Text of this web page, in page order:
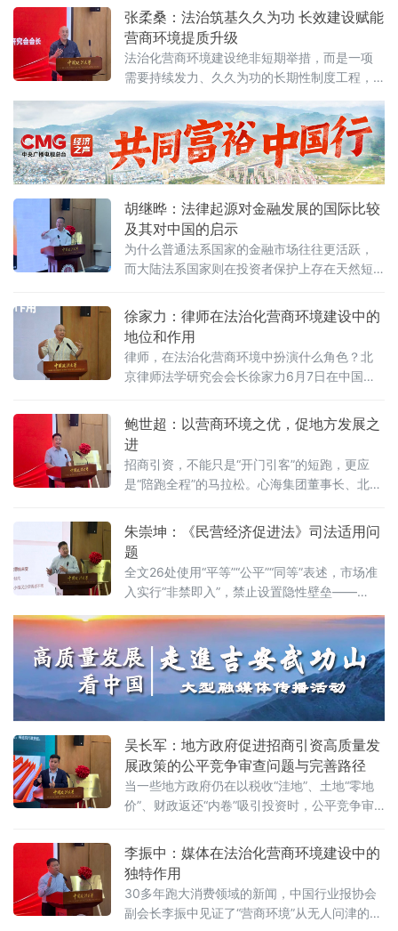
教授管晓峰6月7日在中国政法大学法治化营商
环境建设与数字金融研究中心揭牌仪式上作出
上述表示。他在题为《营商环境与经济、法治
系统工程建设路径探讨》的主题演讲中，系统
阐述以系统工程思维推进营商环境建设的理论
框架与实践路径。管晓峰从市场发展环境问
张柔桑：法治筑基久久为功 长效建设赋能
营商环境提质升级
法治化营商环境建设绝非短期举措，而是一项
需要持续发力、久久为功的长期性制度工程，
展的根本路径。
胡继晔：法律起源对金融发展的国际比较
及其对中国的启示
为什么普通法系国家的金融市场往往更活跃，
而大陆法系国家则在投资者保护上存在天然短
长背后是否隐藏着法治短板？中国政法大学商
学院教授、法治化营商环境建设与数字金融研
究课题组组长胡继晔6月7日在该校研究中心揭
牌仪式既同期举办的“法治筑基、商业有序——
地方政府促进招商引资和高质量发展路径”法治
以
徐家力：律师在法治化营商环境建设中的
地位和作用
律师，在法治化营商环境中扮演什么角色？北
京律师法学研究会会长徐家力6月7日在中国政
心揭牌仪式既同期举办的“法治筑基、商业有序
——地方政府促进招商引资和高质量发展路
径”法治化营商环境建设（公益）大讲堂2026首
期活动上给出明确答案：律师不仅是法律的实
践者，更是连接政府、市场与司法的法治纽
法治化水
鲍世超：以营商环境之优，促地方发展之
进
招商引资，不能只是“开门引客”的短跑，更应
是“陪跑全程”的马拉松。心海集团董事长、北京
行会长鲍世超6月7日在中国政法大学法治化营
商环境建设与数字金融研究中心揭牌仪式既同
期举办的“法治筑基、商业有序——地方政府促
进招商引资和高质量发展路径”法治化营商环境
建设（公益）大讲堂2026首期活动上，以企业
家视角道出法治化营商环境的真谛：“一个
朱崇坤：《民营经济促进法》司法适用问
题
全文26处使用“平等”“公平”“同等”表述，市场准
入实行“非禁即入”，禁止设置隐性壁垒——
经济促进法》被寄予厚望。然而，北京企业法
治与发展研究会副会长朱崇坤6月7日在中国政
法大学法治化营商环境建设与数字金融研究中
心揭牌仪式既同期举办的“法治筑基、商业有序
——地方政府促进招商引资和高质量发展路
吴长军：地方政府促进招商引资高质量发
展政策的公平竞争审查问题与完善路径
当一些地方政府仍在以税收“洼地”、土地“零地
价”、财政返还“内卷”吸引投资时，公平竞争审
例》施行近两年来，为何部分地区仍屡屡出
现“超国民待遇”补贴、隐性地方保护、跨区域恶
性竞争？北京物资学院法学院院长吴长军6月7
日在中国政法大学法治化营商环境建设与数字
金融研究中心揭牌仪式既同期举办的“法治筑
李振中：媒体在法治化营商环境建设中的
独特作用
30多年跑大消费领域的新闻，中国行业报协会
副会长李振中见证了“营商环境”从无人问津的模